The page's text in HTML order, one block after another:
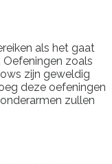
als het gaat
zoals
zijn geweldig
deze oefeningen
zullen